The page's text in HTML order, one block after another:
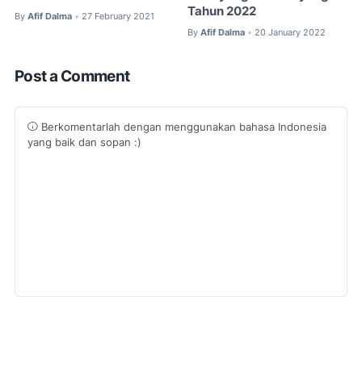
By Afif Dalma • 27 February 2021
Tahun 2022
By Afif Dalma • 20 January 2022
Post a Comment
Berkomentarlah dengan menggunakan bahasa Indonesia
yang baik dan sopan :)